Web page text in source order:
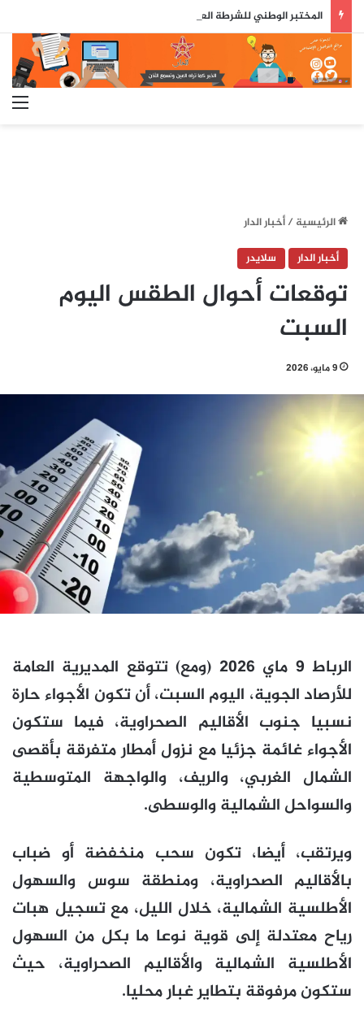
الرئيسية/أخبار الدار
أخبار الدار
سلايدر
توقعات أحوال الطقس اليوم
السبت
9 مايو، 2026
الرباط 9 ماي 2026 (ومع) تتوقع المديرية العامة
للأرصاد الجوية، اليوم السبت، أن تكون الأجواء حارة
نسبيا جنوب الأقاليم الصحراوية، فيما ستكون
الأجواء غائمة جزئيا مع نزول أمطار متفرقة بأقصى
الشمال الغربي، والريف، والواجهة المتوسطية
والسواحل الشمالية والوسطى.
ويرتقب، أيضا، تكون سحب منخفضة أو ضباب
بالأقاليم الصحراوية، ومنطقة سوس والسهول
الأطلسية الشمالية، خلال الليل، مع تسجيل هبات
رياح معتدلة إلى قوية نوعا ما بكل من السهول
الأطلسية الشمالية والأقاليم الصحراوية، حيث
ستكون مرفوقة بتطاير غبار محليا.